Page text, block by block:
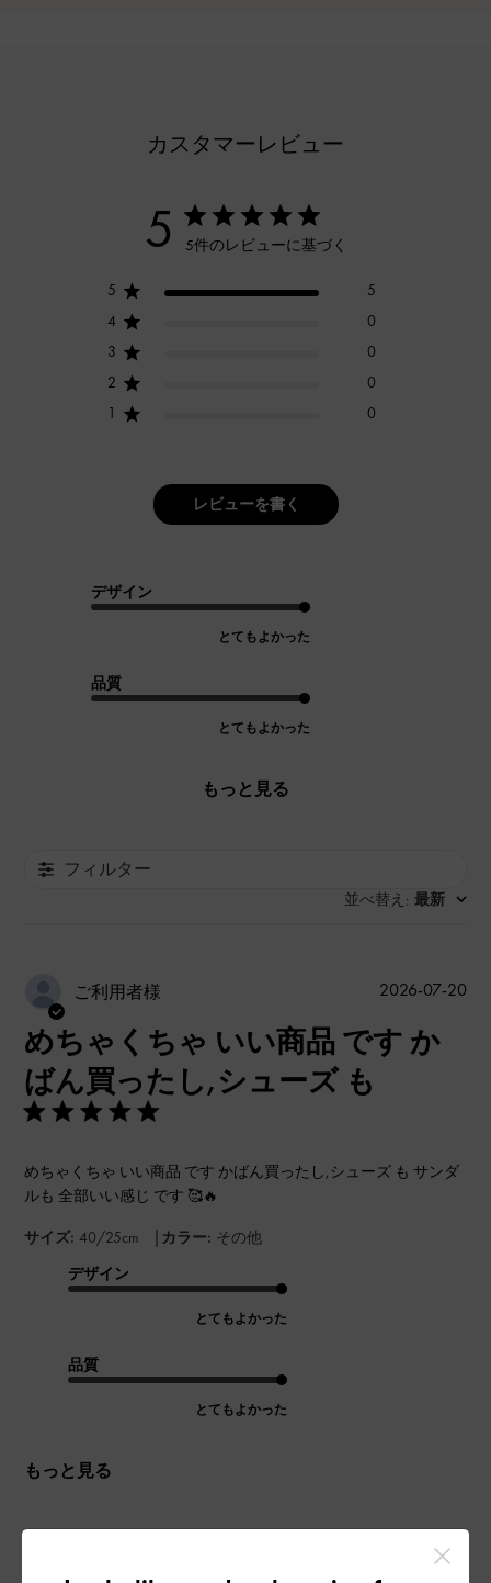
カスタマーレビュー
5 5件のレビューに基づく
5
5
4
0
3
0
2
0
1
0
レビューを書く
デザイン
とてもよかった
品質
とてもよかった
もっと見る
フィルター
並べ替え : 最新
ご利用者様
めちゃくちゃ いい商品 です か
ばん買ったし,シューズ も
めちゃくちゃ いい商品 です かばん買ったし,シューズ も サンダ
ルも 全部いい感じ です 🥰🔥
サイズ: 40/25cm | カラー: その他
デザイン
とてもよかった
品質
とてもよかった
もっと見る
公
2026-07-20